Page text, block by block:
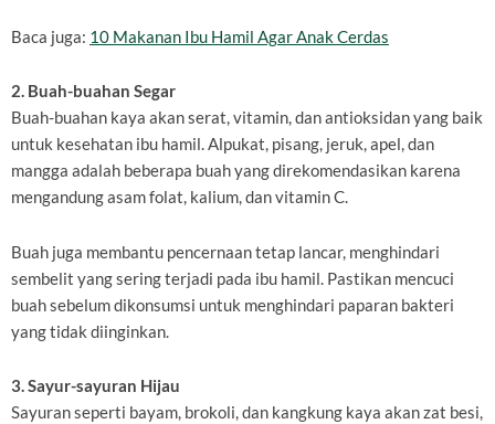
Baca juga: 10 Makanan Ibu Hamil Agar Anak Cerdas
2. Buah-buahan Segar
Buah-buahan kaya akan serat, vitamin, dan antioksidan yang baik
untuk kesehatan ibu hamil. Alpukat, pisang, jeruk, apel, dan
mangga adalah beberapa buah yang direkomendasikan karena
mengandung asam folat, kalium, dan vitamin C.
Buah juga membantu pencernaan tetap lancar, menghindari
sembelit yang sering terjadi pada ibu hamil. Pastikan mencuci
buah sebelum dikonsumsi untuk menghindari paparan bakteri
yang tidak diinginkan.
3. Sayur-sayuran Hijau
Sayuran seperti bayam, brokoli, dan kangkung kaya akan zat besi,